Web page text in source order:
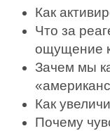
Как
Что за
ощущение
Зачем мы
Как
Почему